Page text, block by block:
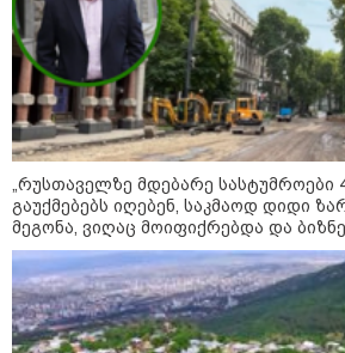
შეხვდებოდა“
„ფასები 2-3
- ლოკაციები
შემოგარენში,
მიწები
სამართალი
„რუსთაველზე მდებარე სასტუმროები
გაუქმებებს იღებენ, საკმაოდ დიდი
მეგონა, ვიღაც მოიფიქრებდა და